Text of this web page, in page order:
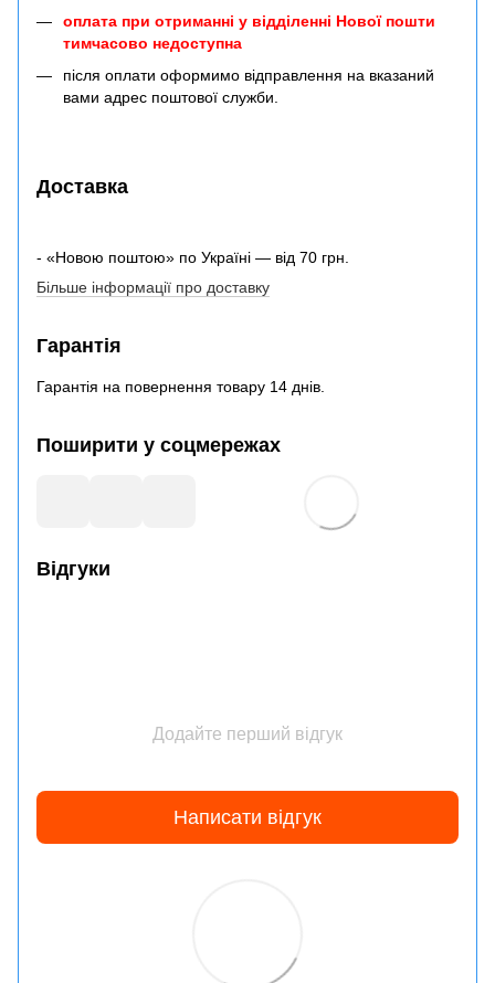
оплата при отриманні у відділенні Нової пошти
тимчасово недоступна
після оплати оформимо відправлення на вказаний
вами адрес поштової служби.
Доставка
- «Новою поштою» по Україні — від 70 грн.
Більше інформації про доставку
Гарантія
Гарантія на повернення товару 14 днів.
Поширити у соцмережах
Відгуки
Додайте перший відгук
Написати відгук